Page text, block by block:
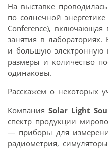
На выставке
по солнечной
Conference),
занятия в лабораториях.
и большую электронную
размеры и количество
одинаковы.
Расскажем о некоторых
Компания Solar Light
спектр продукции
— приборы для
радиометрия,